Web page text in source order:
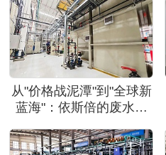
从"价格战泥潭"到"全球新
蓝海"：依斯倍的废水处